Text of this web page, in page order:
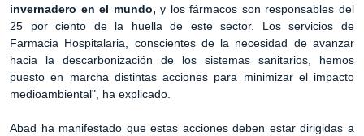
invernadero en el mundo, y los fármacos son responsables del
25 por ciento de la huella de este sector. Los servicios de
Farmacia Hospitalaria, conscientes de la necesidad de avanzar
hacia la descarbonización de los sistemas sanitarios, hemos
puesto en marcha distintas acciones para minimizar el impacto
medioambiental", ha explicado.
Abad ha manifestado que estas acciones deben estar dirigidas a